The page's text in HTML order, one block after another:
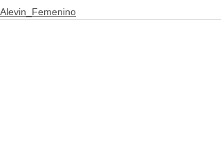
Alevin_Femenino